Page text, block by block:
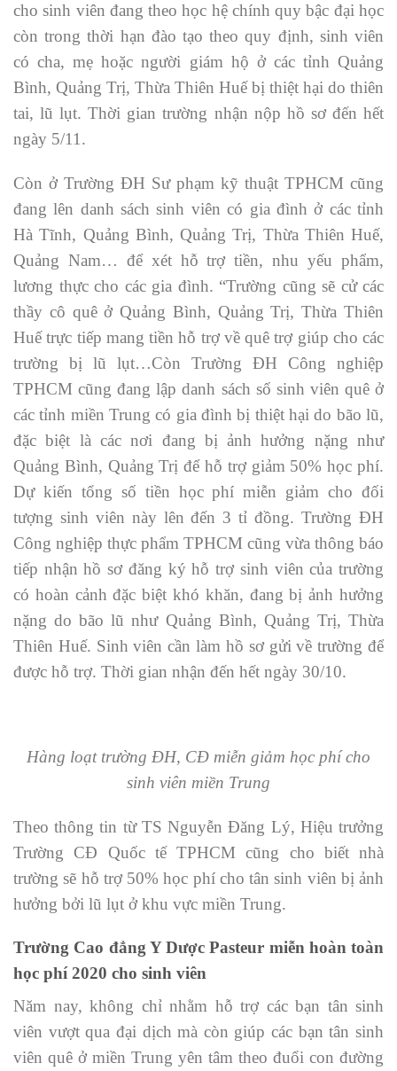
cho sinh viên đang theo học hệ chính quy bậc đại học
còn trong thời hạn đào tạo theo quy định, sinh viên
có cha, mẹ hoặc người giám hộ ở các tỉnh Quảng
Bình, Quảng Trị, Thừa Thiên Huế bị thiệt hại do thiên
tai, lũ lụt. Thời gian trường nhận nộp hồ sơ đến hết
ngày 5/11.
Còn ở Trường ĐH Sư phạm kỹ thuật TPHCM cũng
đang lên danh sách sinh viên có gia đình ở các tỉnh
Hà Tĩnh, Quảng Bình, Quảng Trị, Thừa Thiên Huế,
Quảng Nam… để xét hỗ trợ tiền, nhu yếu phẩm,
lương thực cho các gia đình. “Trường cũng sẽ cử các
thầy cô quê ở Quảng Bình, Quảng Trị, Thừa Thiên
Huế trực tiếp mang tiền hỗ trợ về quê trợ giúp cho các
trường bị lũ lụt…Còn Trường ĐH Công nghiệp
TPHCM cũng đang lập danh sách số sinh viên quê ở
các tỉnh miền Trung có gia đình bị thiệt hại do bão lũ,
đặc biệt là các nơi đang bị ảnh hưởng nặng như
Quảng Bình, Quảng Trị để hỗ trợ giảm 50% học phí.
Dự kiến tổng số tiền học phí miễn giảm cho đối
tượng sinh viên này lên đến 3 tỉ đồng. Trường ĐH
Công nghiệp thực phẩm TPHCM cũng vừa thông báo
tiếp nhận hồ sơ đăng ký hỗ trợ sinh viên của trường
có hoàn cảnh đặc biệt khó khăn, đang bị ảnh hưởng
nặng do bão lũ như Quảng Bình, Quảng Trị, Thừa
Thiên Huế. Sinh viên cần làm hồ sơ gửi về trường để
được hỗ trợ. Thời gian nhận đến hết ngày 30/10.
Hàng loạt trường ĐH, CĐ miễn giảm học phí cho
sinh viên miền Trung
Theo thông tin từ TS Nguyễn Đăng Lý, Hiệu trưởng
Trường CĐ Quốc tế TPHCM cũng cho biết nhà
trường sẽ hỗ trợ 50% học phí cho tân sinh viên bị ảnh
hưởng bởi lũ lụt ở khu vực miền Trung.
Trường Cao đẳng Y Dược Pasteur miễn hoàn toàn
học phí 2020 cho sinh viên
Năm nay, không chỉ nhằm hỗ trợ các bạn tân sinh
viên vượt qua đại dịch mà còn giúp các bạn tân sinh
viên quê ở miền Trung yên tâm theo đuổi con đường